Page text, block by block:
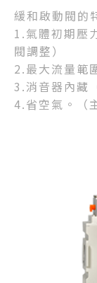
緩和啟動閥的
1.氣體初期壓
閥調整）
2.最大流量範
3.消音器內藏
4.省空氣。（